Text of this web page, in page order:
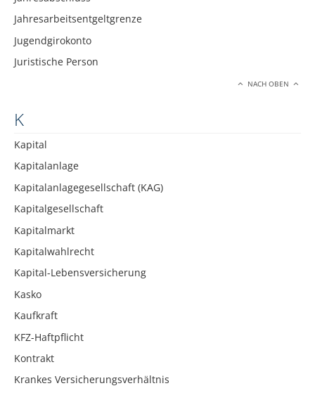
Jahresarbeitsentgeltgrenze
Jugendgirokonto
Juristische Person
NACH OBEN
K
Kapital
Kapitalanlage
Kapitalanlagegesellschaft (KAG)
Kapitalgesellschaft
Kapitalmarkt
Kapitalwahlrecht
Kapital-Lebensversicherung
Kasko
Kaufkraft
KFZ-Haftpflicht
Kontrakt
Krankes Versicherungsverhältnis